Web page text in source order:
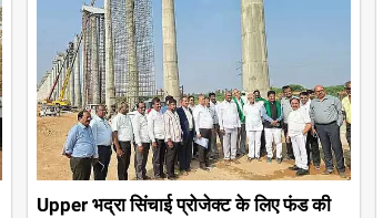
Upper भद्रा सिंचाई प्रोजेक्ट के लिए फंड की